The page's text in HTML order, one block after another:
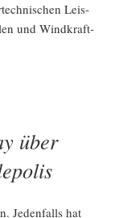
Leis­
und Wind­kraft­
über
Jeden­falls hat